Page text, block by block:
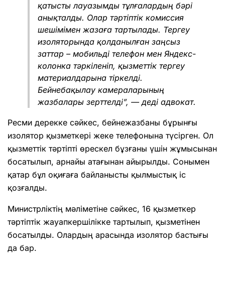
қатысты лауазымды тұлғалардың бәрі
анықталды. Олар тәртіптік комиссия
шешімімен жазаға тартылады. Тергеу
изоляторында қолданылған заңсыз
заттар – мобильді телефон мен Яндекс-
колонка тәркіленіп, қызметтік тергеу
материалдарына тіркелді.
Бейнебақылау камераларының
жазбалары зерттелді”, — деді адвокат.
Ресми дерекке сәйкес, бейнежазбаны бұрынғы
изолятор қызметкері жеке телефонына түсірген. Ол
қызметтік тәртіпті өрескел бұзғаны үшін жұмысынан
босатылып, арнайы атағынан айырылды. Сонымен
қатар бұл оқиғаға байланысты қылмыстық іс
қозғалды.
Министрліктің мәліметіне сәйкес, 16 қызметкер
тәртіптік жауапкершілікке тартылып, қызметінен
босатылды. Олардың арасында изолятор бастығы
да бар.